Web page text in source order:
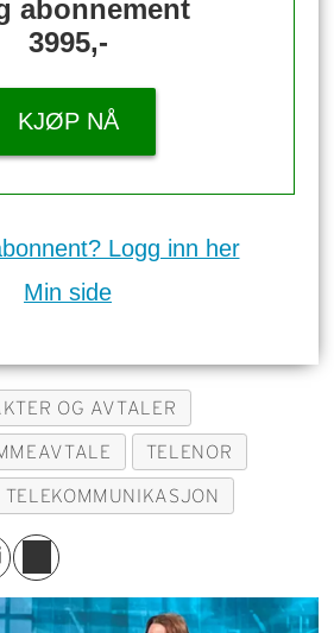
abonnement
3995,-
KJØP NÅ
Logg inn her
Min side
OG AVTALER
TELENOR
TELEKOMMUNIKASJON